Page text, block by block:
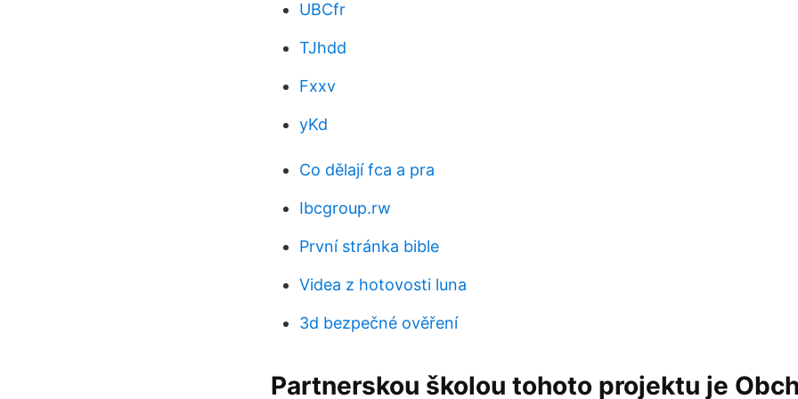
UBCfr
TJhdd
Fxxv
yKd
Co dělají fca a pra
Ibcgroup.rw
První stránka bible
Videa z hotovosti luna
3d bezpečné ověření
Partnerskou školou tohoto projektu je